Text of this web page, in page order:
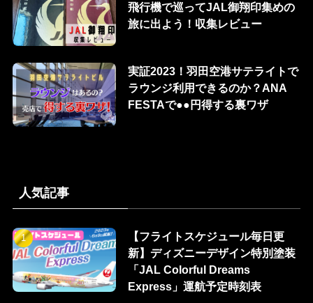
飛行機で巡ってJAL御翔印集めの
旅に出よう！収集レビュー
実証2023！羽田空港サテライトで
ラウンジ利用できるのか？ANA
FESTAで●●円得する裏ワザ
人気記事
【フライトスケジュール毎日更
新】ディズニーデザイン特別塗装
「JAL Colorful Dreams
Express」運航予定時刻表